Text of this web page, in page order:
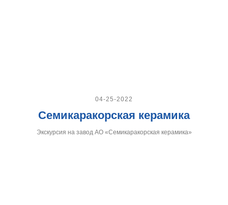
04-25-2022
Семикаракорская керамика
Экскурсия на завод АО «Семикаракорская керамика»